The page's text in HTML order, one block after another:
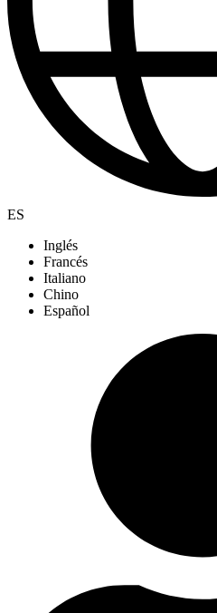
ES
Inglés
Francés
Italiano
Chino
Español